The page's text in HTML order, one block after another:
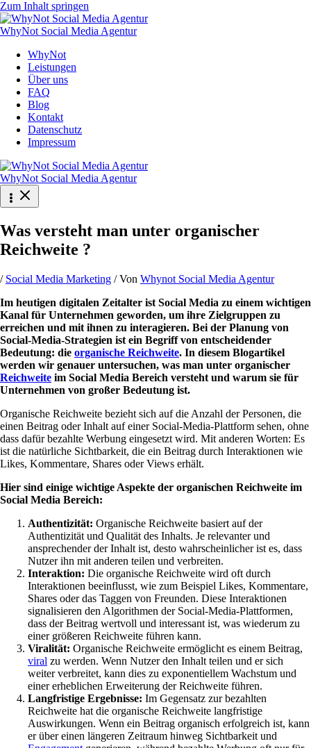
Zum Inhalt springen
WhyNot Social Media Agentur
WhyNot
Leistungen
Über uns
FAQ
Blog
Kontakt
Datenschutz
Impressum
WhyNot Social Media Agentur
Was versteht man unter organischer
Reichweite ?
/ Social Media Marketing / Von Whynot Social Media Agentur
Im heutigen digitalen Zeitalter ist Social Media zu einem wichtigen
Kanal für Unternehmen geworden, um ihre Zielgruppen zu
erreichen und mit ihnen zu interagieren. Bei der Planung von
Social-Media-Strategien ist ein Begriff von entscheidender
Bedeutung: die organische Reichweite. In diesem Blogartikel
werden wir genauer untersuchen, was man unter organischer
Reichweite im Social Media Bereich versteht und warum sie für
Unternehmen von großer Bedeutung ist.
Organische Reichweite bezieht sich auf die Anzahl der Personen, die
einen Beitrag oder Inhalt auf einer Social-Media-Plattform sehen, ohne
dass dafür bezahlte Werbung eingesetzt wird. Mit anderen Worten: Es
ist die natürliche Sichtbarkeit, die ein Beitrag durch Interaktionen wie
Likes, Kommentare, Shares oder Views erhält.
Hier sind einige wichtige Aspekte der organischen Reichweite im
Social Media Bereich:
Authentizität: Organische Reichweite basiert auf der
Authentizität und Qualität des Inhalts. Je relevanter und
ansprechender der Inhalt ist, desto wahrscheinlicher ist es, dass
Nutzer ihn mit anderen teilen und verbreiten.
Interaktion: Die organische Reichweite wird oft durch
Interaktionen beeinflusst, wie zum Beispiel Likes, Kommentare,
Shares oder das Taggen von Freunden. Diese Interaktionen
signalisieren den Algorithmen der Social-Media-Plattformen,
dass der Beitrag wertvoll und interessant ist, was wiederum zu
einer größeren Reichweite führen kann.
Viralität: Organische Reichweite ermöglicht es einem Beitrag,
viral zu werden. Wenn Nutzer den Inhalt teilen und er sich
weiter verbreitet, kann dies zu exponentiellem Wachstum und
einer erheblichen Erweiterung der Reichweite führen.
Langfristige Ergebnisse: Im Gegensatz zur bezahlten
Reichweite hat die organische Reichweite langfristige
Auswirkungen. Wenn ein Beitrag organisch erfolgreich ist, kann
er über einen längeren Zeitraum hinweg Sichtbarkeit und